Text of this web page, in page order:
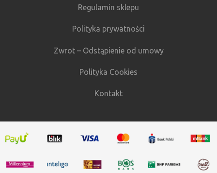
Regulamin sklepu
Polityka prywatności
Zwrot – Odstąpienie od umowy
Polityka Cookies
Kontakt